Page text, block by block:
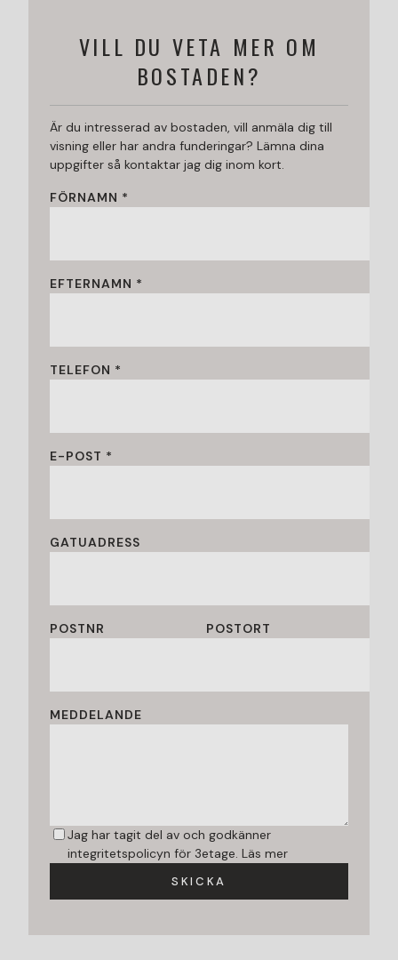
VILL DU VETA MER OM
BOSTADEN?
Är du intresserad av bostaden, vill anmäla dig till
visning eller har andra funderingar? Lämna dina
uppgifter så kontaktar jag dig inom kort.
FÖRNAMN *
EFTERNAMN *
TELEFON *
E-POST *
GATUADRESS
POSTNR POSTORT
MEDDELANDE
Jag har tagit del av och godkänner
integritetspolicyn för 3etage. Läs mer
SKICKA